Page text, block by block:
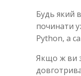
Будь який
починати
Python, а
Якщо ж ви